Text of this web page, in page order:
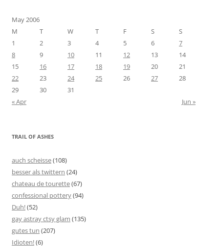
May 2006
M
T W T F S
S
1
2 3 4 5 6
7
8
9 10 11 12 13
14
15
16 17 18 19 20
21
22
23 24 25 26 27
28
29
30
31
« Apr
Jun »
TRAIL OF ASHES
auch scheisse(108)
besser als twittern (24)
chateau de tourette(67)
confessional pottery(94)
Duh!(52)
gay astray ctsy glam (135)
gutes tun (207)
Idioten!(6)